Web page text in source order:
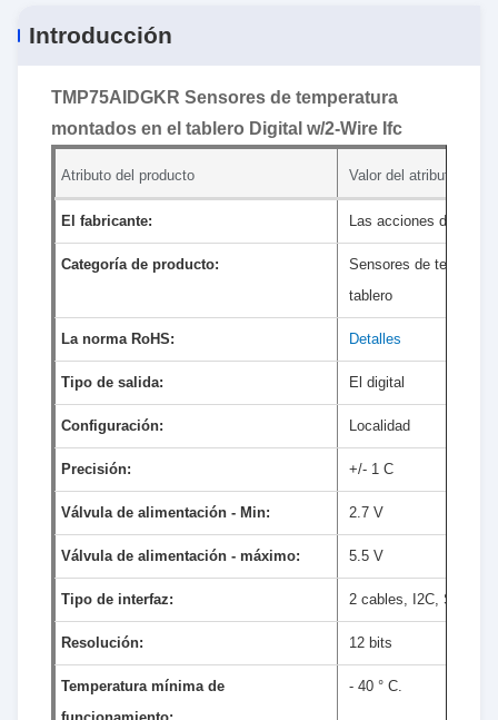
Introducción
TMP75AIDGKR Sensores de temperatura
montados en el tablero Digital w/2-Wire Ifc
Atributo del producto Valor del atributo
El fabricante: Las acciones de
Categoría de producto:
Sensores de
tablero
La norma RoHS: Detalles
Tipo de salida: El digital
Configuración: Localidad
Precisión: +/- 1 C
Válvula de alimentación - Min: 2.7 V
Válvula de alimentación - máximo: 5.5 V
Tipo de interfaz: 2 cables, I2C, SMBus
Resolución: 12 bits
Temperatura mínima de
- 40 ° C.